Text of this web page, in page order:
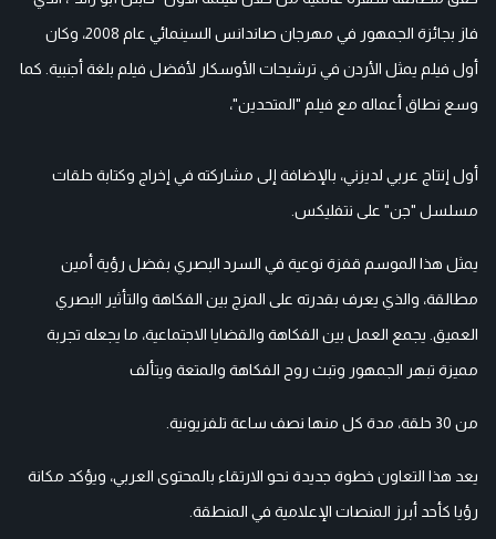
فاز بجائزة الجمهور في مهرجان صاندانس السينمائي عام 2008، وكان
أول فيلم يمثل الأردن في ترشيحات الأوسكار لأفضل فيلم بلغة أجنبية. كما
وسع نطاق أعماله مع فيلم "المتحدين"،
أول إنتاج عربي لديزني، بالإضافة إلى مشاركته في إخراج وكتابة حلقات
مسلسل "جن" على نتفليكس.
يمثل هذا الموسم قفزة نوعية في السرد البصري بفضل رؤية أمين
مطالقة، والذي يعرف بقدرته على المزج بين الفكاهة والتأثير البصري
العميق. يجمع العمل بين الفكاهة والقضايا الاجتماعية، ما يجعله تجربة
مميزة تبهر الجمهور وتبث روح الفكاهة والمتعة ويتألف
من 30 حلقة، مدة كل منها نصف ساعة تلفزيونية.
يعد هذا التعاون خطوة جديدة نحو الارتقاء بالمحتوى العربي، ويؤكد مكانة
رؤيا كأحد أبرز المنصات الإعلامية في المنطقة.